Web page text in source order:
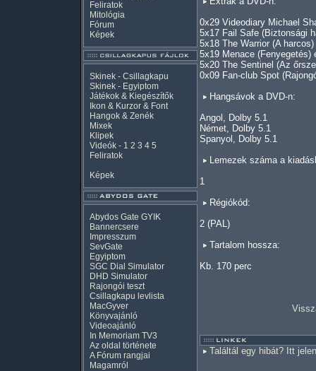
Feliratok
Mitológia
Fórum
Képek
Skinek - Csillagkapu
Skinek - Egyiptom
Játékok & Kiegészítők
Ikon & Kurzor & Font
Hangok & Zenék
Mixek
Klipek
Videók - 1 2 3 4 5
Feliratok
Képek
Abydos Gate GYIK
Bannercsere
Impresszum
SevGate
Egyiptom
SGC Dial Simulator
DHD Simulator
Rajongói teszt
Csillagkapu levlista
MacGyver
Könyvajánló
Videoajánló
In Memoriam TV3
Az oldal története
A Fórum rangjai
Magamról
0x29 Videodiary Michael
5x17 Fail Safe (Biztonsági
5x18 The Warrior (A
5x19 Menace (Fenyegetés)
5x20 The Sentinel (Az
0x09 Fan-club Spot
Hangsávok a DVD-n:
Angol, Dolby 5.1
Német, Dolby 5.1
Spanyol, Dolby 5.1
Lemezek száma a
1
Régiókód:
2 (PAL)
Tartalom hossza:
Kb. 170 perc
Találtál egy hibát? Itt